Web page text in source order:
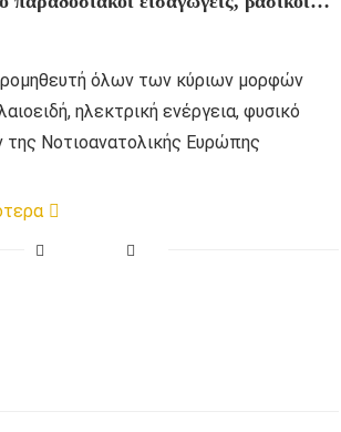
όλων των κύριων μορφών
ηλεκτρική ενέργεια, φυσικό
Νοτιοανατολικής Ευρώπης